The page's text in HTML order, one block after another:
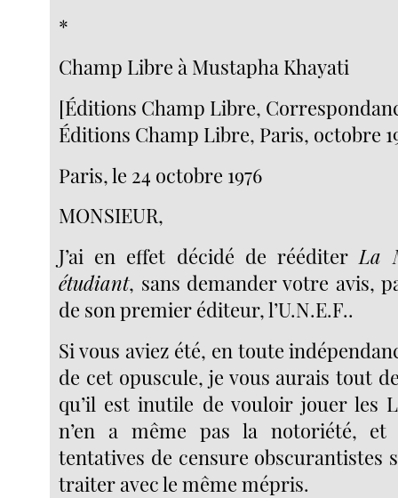
*
Champ Libre à Mustapha Khayati
[Éditions Champ Libre,
Éditions Champ Libre, Paris, octobre
Paris, le 24 octobre 1976
MONSIEUR,
J’ai en effet décidé de rééditer La
étudiant, sans demander votre avis,
de son premier éditeur, l’U.N.E.F..
Si vous aviez été, en toute
de cet opuscule, je vous aurais tout
qu’il est inutile de vouloir jouer les
n’en a même pas la notoriété, et
tentatives de censure obscurantistes
traiter avec le même mépris.